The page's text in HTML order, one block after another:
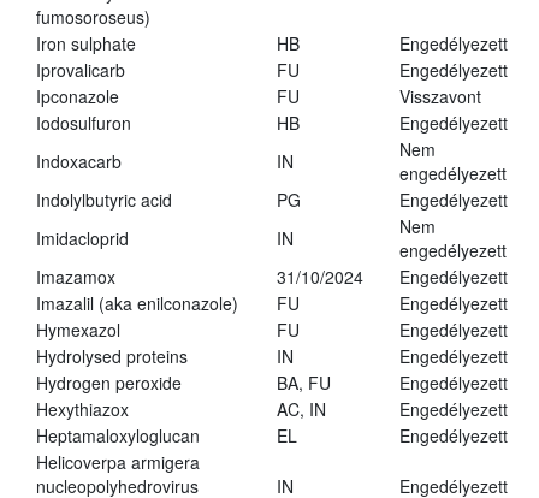
fumosoroseus)
Iron sulphate HB
Engedélyezett
Iprovalicarb
FU
Engedélyezett
Ipconazole
FU
Visszavont
Iodosulfuron
HB
Engedélyezett
Indoxacarb
IN
Nem
engedélyezett
Indolylbutyric acid
PG
Engedélyezett
Imidacloprid
IN
Nem
engedélyezett
Imazamox
31/10/2024
Engedélyezett
Imazalil (aka enilconazole)
FU
Engedélyezett
Hymexazol
FU
Engedélyezett
Hydrolysed proteins
IN
Engedélyezett
Hydrogen peroxide
BA, FU
Engedélyezett
Hexythiazox
AC, IN
Engedélyezett
Heptamaloxyloglucan
EL
Engedélyezett
Helicoverpa armigera
nucleopolyhedrovirus
IN Engedélyezett